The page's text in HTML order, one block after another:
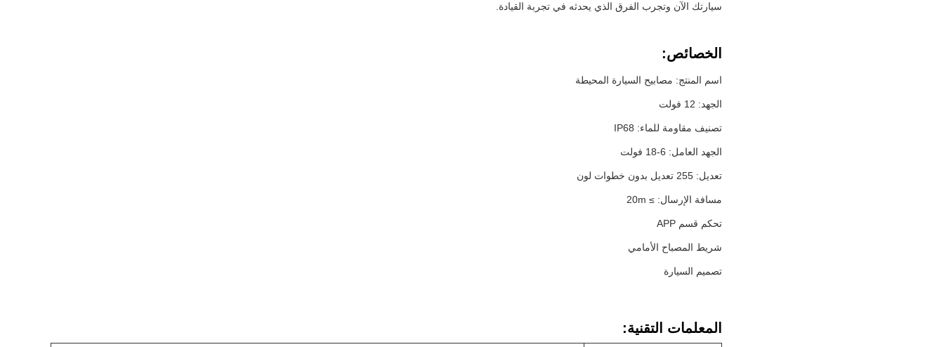
سيارتك الآن وتجرب الفرق الذي يحدثه في تجربة القيادة.
الخصائص:
اسم المنتج: مصابيح السيارة المحيطة
الجهد: 12 فولت
تصنيف مقاومة للماء: IP68
الجهد العامل: 6-18 فولت
تعديل: 255 تعديل بدون خطوات لون
مسافة الإرسال: ≥ 20m
تحكم قسم APP
شريط المصباح الأمامي
تصميم السيارة
المعلمات التقنية: